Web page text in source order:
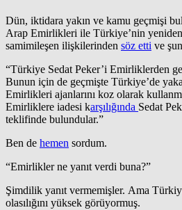
Dün, iktidara yakın ve kamu geçmişi
Arap Emirlikleri ile Türkiye’nin yeniden
samimileşen ilişkilerinden söz etti ve
“Türkiye Sedat Peker’i Emirliklerden
Bunun için de geçmişte Türkiye’de
Emirlikleri ajanlarını koz olarak
Emirliklere iadesi karşılığında Sedat
teklifinde bulundular.”
Ben de hemen sordum.
“Emirlikler ne yanıt verdi buna?”
Şimdilik yanıt vermemişler. Ama
olasılığını yüksek görüyormuş.